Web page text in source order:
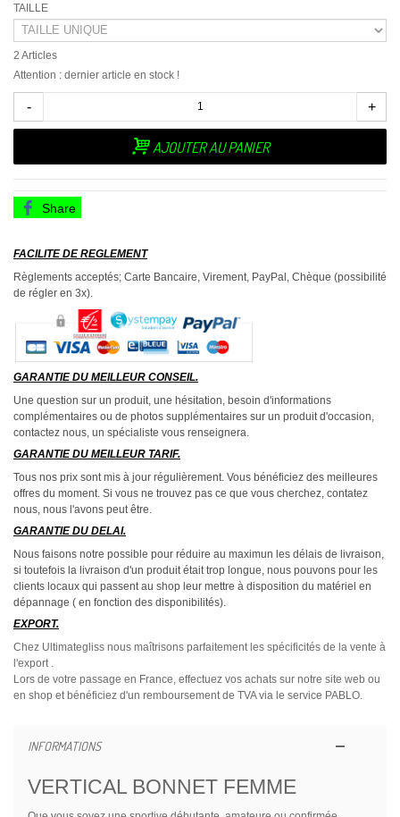
TAILLE
2 Articles
Attention : dernier article en stock !
- +
AJOUTER AU PANIER
Share
FACILITE DE REGLEMENT
Règlements acceptés; Carte Bancaire, Virement, PayPal, Chèque (possibilité
de régler en 3x).
GARANTIE DU MEILLEUR CONSEIL.
Une question sur un produit, une hésitation, besoin d'informations
complémentaires ou de photos supplémentaires sur un produit d'occasion,
contactez nous, un spécialiste vous renseignera.
GARANTIE DU MEILLEUR TARIF.
Tous nos prix sont mis à jour régulièrement. Vous bénéficiez des meilleures
offres du moment. Si vous ne trouvez pas ce que vous cherchez, contatez
nous, nous l'avons peut être.
GARANTIE DU DELAI.
Nous faisons notre possible pour réduire au maximun les délais de livraison,
si toutefois la livraison d'un produit était trop longue, nous pouvons pour les
clients locaux qui passent au shop leur mettre à disposition du matériel en
dépannage ( en fonction des disponibilités).
EXPORT.
Chez Ultimategliss nous maîtrisons parfaitement les spécificités de la vente à
l'export .
Lors de votre passage en France, effectuez vos achats sur notre site web ou
en shop et bénéficiez d'un remboursement de TVA via le service PABLO.
INFORMATIONS
VERTICAL BONNET FEMME